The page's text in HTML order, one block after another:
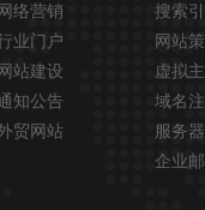
网络营销
业门户
网站建设
知公告
贸网站
搜索
网站
虚拟
域名
服务器
企业